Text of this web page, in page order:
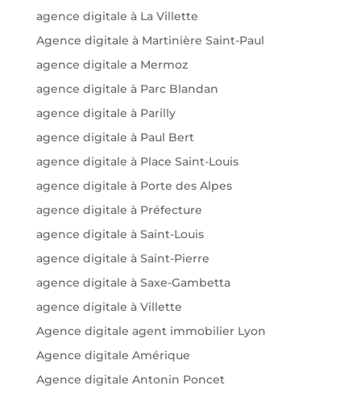
agence digitale à La Villette
Agence digitale à Martinière Saint-Paul
agence digitale a Mermoz
agence digitale à Parc Blandan
agence digitale à Parilly
agence digitale à Paul Bert
agence digitale à Place Saint-Louis
agence digitale à Porte des Alpes
agence digitale à Préfecture
agence digitale à Saint-Louis
agence digitale à Saint-Pierre
agence digitale à Saxe-Gambetta
agence digitale à Villette
Agence digitale agent immobilier Lyon
Agence digitale Amérique
Agence digitale Antonin Poncet